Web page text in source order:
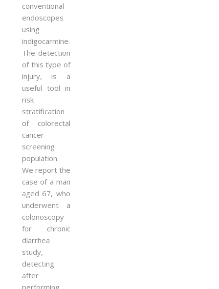
conventional
endoscopes
using
indigocarmine.
The detection
of this type of
injury, is a
useful tool in
risk
stratification
of colorectal
cancer
screening
population.
We report the
case of a man
aged 67, who
underwent a
colonoscopy
for chronic
diarrhea
study,
detecting
after
performing